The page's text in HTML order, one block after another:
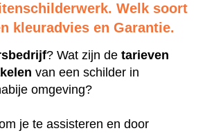
Welk soort
kleuradvies en Garantie.
? Wat zijn de tarieven
van een schilder in
omgeving?
je te assisteren en door